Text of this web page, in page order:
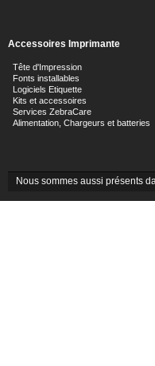
Accessoires Imprimante
Tête d'Impression
Fonts installables
Logiciels Etiquette
Kits et accessoires
Services ZebraCare
Alimentation, Chargeurs et batteries
Nous sommes aussi présents